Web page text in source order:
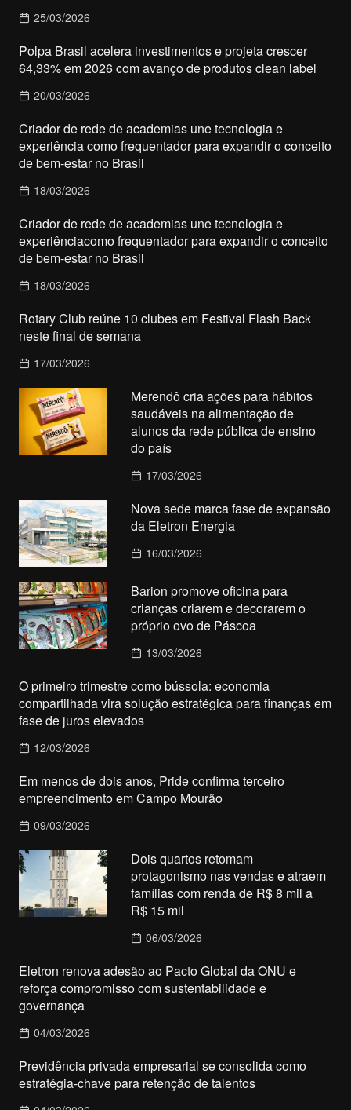
25/03/2026
Polpa Brasil acelera investimentos e projeta crescer
64,33% em 2026 com avanço de produtos clean label
20/03/2026
Criador de rede de academias une tecnologia e
experiência como frequentador para expandir o conceito
de bem-estar no Brasil
18/03/2026
Criador de rede de academias une tecnologia e
experiênciacomo frequentador para expandir o conceito
de bem-estar no Brasil
18/03/2026
Rotary Club reúne 10 clubes em Festival Flash Back
neste final de semana
17/03/2026
Merendô cria ações para hábitos
saudáveis na alimentação de
alunos da rede pública de ensino
do país
17/03/2026
Nova sede marca fase de expansão
da Eletron Energia
16/03/2026
Barion promove oficina para
crianças criarem e decorarem o
próprio ovo de Páscoa
13/03/2026
O primeiro trimestre como bússola: economia
compartilhada vira solução estratégica para finanças em
fase de juros elevados
12/03/2026
Em menos de dois anos, Pride confirma terceiro
empreendimento em Campo Mourão
09/03/2026
Dois quartos retomam
protagonismo nas vendas e atraem
famílias com renda de R$ 8 mil a
R$ 15 mil
06/03/2026
Eletron renova adesão ao Pacto Global da ONU e
reforça compromisso com sustentabilidade e
governança
04/03/2026
Previdência privada empresarial se consolida como
estratégia-chave para retenção de talentos